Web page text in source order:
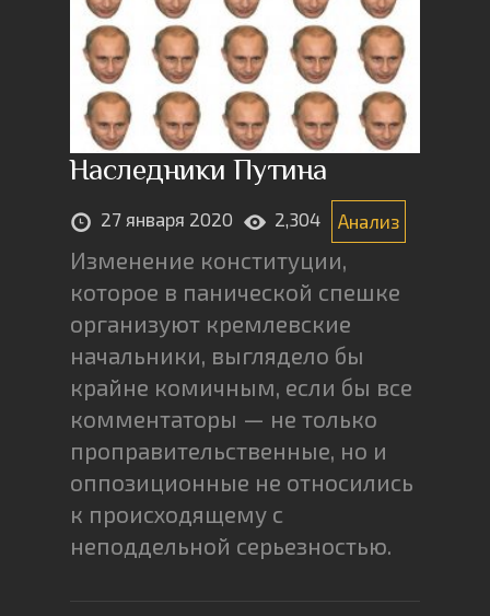
Наследники Путина
27 января 2020 2,304 Анализ
Изменение конституции,
которое в панической спешке
организуют кремлевские
начальники, выглядело бы
крайне комичным, если бы все
комментаторы — не только
проправительственные, но и
оппозиционные не относились
к происходящему с
неподдельной серьезностью.